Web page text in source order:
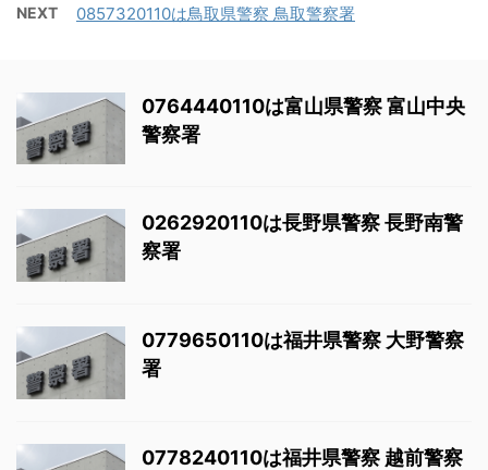
NEXT 0857320110は鳥取県警察 鳥取警察署
0764440110は富山県警察 富山中央
警察署
0262920110は長野県警察 長野南警
察署
0779650110は福井県警察 大野警察
署
0778240110は福井県警察 越前警察